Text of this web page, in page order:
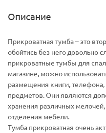
Описание
Прикроватная тумба – это
обойтись без него довольно
прикроватные тумбы для
магазине, можно
размещения книги,
предметов. Они являются
хранения различных
отделения мебели.
Тумба прикроватная очень